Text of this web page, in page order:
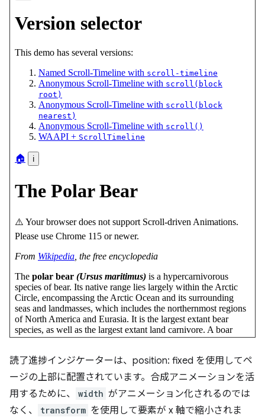
読了進捗インジケーターは、position: fixed を使用してペ
ージの上部に配置されています。合成アニメーションを活
用するために、
width がアニメーション化されるのでは
なく、
transform を使用して要素が x 軸で縮小されま